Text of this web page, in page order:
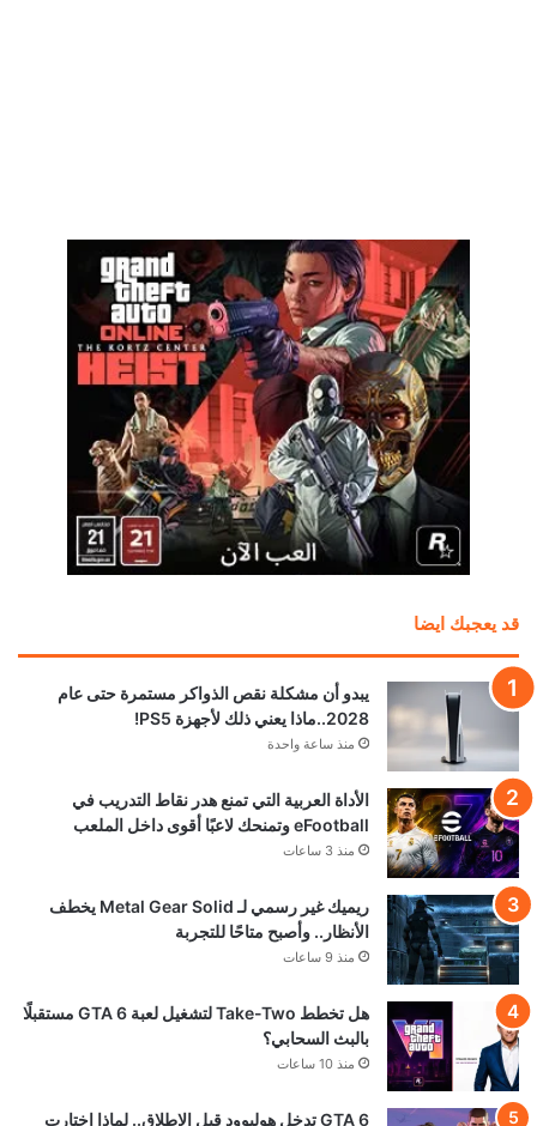
قد يعجبك ايضا
يبدو أن مشكلة نقص الذواكر مستمرة حتى عام
2028..ماذا يعني ذلك لأجهزة PS5!
منذ ساعة واحدة
الأداة العربية التي تمنع هدر نقاط التدريب في
eFootball وتمنحك لاعبًا أقوى داخل الملعب
منذ 3 ساعات
ريميك غير رسمي لـ Metal Gear Solid يخطف
الأنظار.. وأصبح متاحًا للتجربة
منذ 9 ساعات
هل تخطط Take-Two لتشغيل لعبة GTA 6 مستقبلًا
بالبث السحابي؟
منذ 10 ساعات
GTA 6 تدخل هوليوود قبل الإطلاق.. لماذا اختارت